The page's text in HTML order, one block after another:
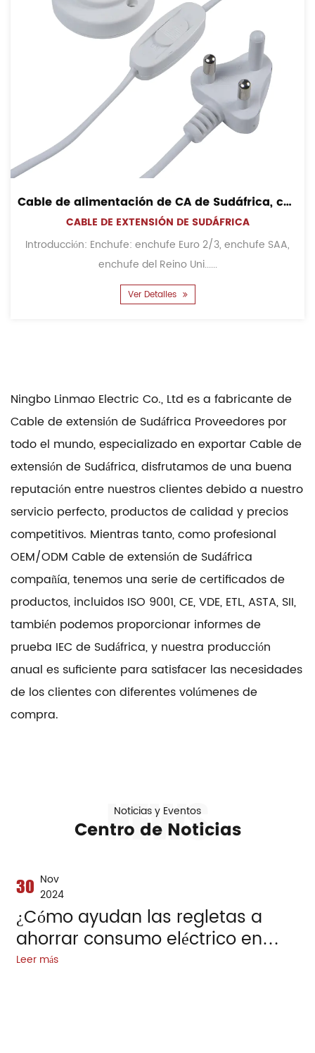
Cable de alimentación de CA de Sudáfrica, cable de extensión de alimentación con interruptor
CABLE DE EXTENSIÓN DE SUDÁFRICA
Introducción: Enchufe: enchufe Euro 2/3, enchufe SAA,
enchufe del Reino Uni......
Ver Detalles
Ningbo Linmao Electric Co., Ltd es a fabricante de
Cable de extensión de Sudáfrica Proveedores por
todo el mundo, especializado en exportar Cable de
extensión de Sudáfrica, disfrutamos de una buena
reputación entre nuestros clientes debido a nuestro
servicio perfecto, productos de calidad y precios
competitivos. Mientras tanto, como profesional
OEM/ODM Cable de extensión de Sudáfrica
compañía, tenemos una serie de certificados de
productos, incluidos ISO 9001, CE, VDE, ETL, ASTA, SII,
también podemos proporcionar informes de
prueba IEC de Sudáfrica, y nuestra producción
anual es suficiente para satisfacer las necesidades
de los clientes con diferentes volúmenes de
compra.
Noticias y Eventos
Centro de Noticias
30 Nov
2024
¿Cómo ayudan las regletas a
ahorrar consumo eléctrico en
hogares y oficinas?
Leer más
¿Cómo ayudan las regletas a